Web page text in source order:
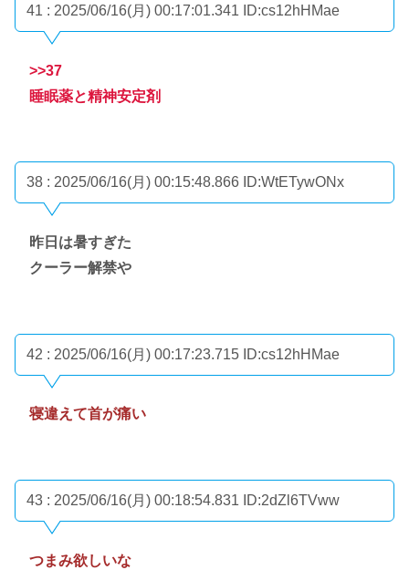
41 : 2025/06/16(月) 00:17:01.341 ID:cs12hHMae
>>37
睡眠薬と精神安定剤
38 : 2025/06/16(月) 00:15:48.866 ID:WtETywONx
昨日は暑すぎた
クーラー解禁や
42 : 2025/06/16(月) 00:17:23.715 ID:cs12hHMae
寝違えて首が痛い
43 : 2025/06/16(月) 00:18:54.831 ID:2dZl6TVww
つまみ欲しいな